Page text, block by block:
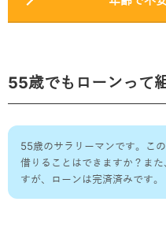
55歳でもローンって
55歳のサラリーマンです。こ
借りることはできますか？ま
すが、ローンは完済済みです。